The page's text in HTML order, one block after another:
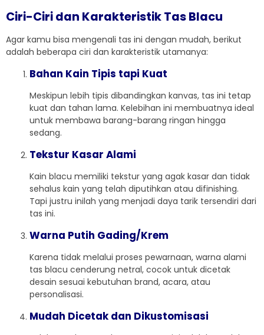
Ciri-Ciri dan Karakteristik Tas Blacu
Agar kamu bisa mengenali tas ini dengan mudah, berikut
adalah beberapa ciri dan karakteristik utamanya:
Bahan Kain Tipis tapi Kuat
Meskipun lebih tipis dibandingkan kanvas, tas ini tetap
kuat dan tahan lama. Kelebihan ini membuatnya ideal
untuk membawa barang-barang ringan hingga
sedang.
Tekstur Kasar Alami
Kain blacu memiliki tekstur yang agak kasar dan tidak
sehalus kain yang telah diputihkan atau difinishing.
Tapi justru inilah yang menjadi daya tarik tersendiri dari
tas ini.
Warna Putih Gading/Krem
Karena tidak melalui proses pewarnaan, warna alami
tas blacu cenderung netral, cocok untuk dicetak
desain sesuai kebutuhan brand, acara, atau
personalisasi.
Mudah Dicetak dan Dikustomisasi